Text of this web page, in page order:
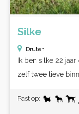
Silke
Druten
Ik ben silke 22
zelf twee lieve
Past op: